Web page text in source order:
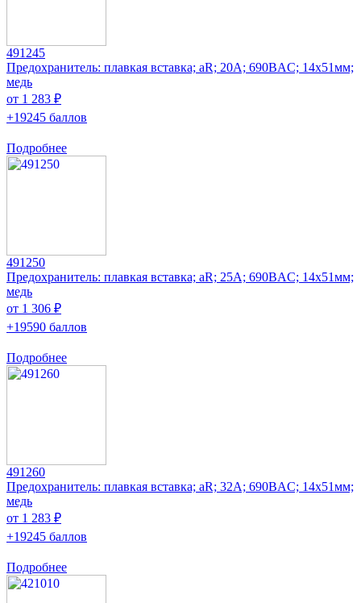
491245
Предохранитель: плавкая вставка; aR; 20А; 690ВAC; 14x51мм;
медь
от 1 283 ₽
+19245 баллов
Подробнее
491250
Предохранитель: плавкая вставка; aR; 25А; 690ВAC; 14x51мм;
медь
от 1 306 ₽
+19590 баллов
Подробнее
491260
Предохранитель: плавкая вставка; aR; 32А; 690ВAC; 14x51мм;
медь
от 1 283 ₽
+19245 баллов
Подробнее